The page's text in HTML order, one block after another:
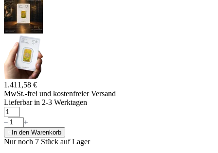
1.411,58 €
MwSt.-frei und kostenfreier Versand
Lieferbar in 2-3 Werktagen
In den Warenkorb
Nur noch 7 Stück auf Lager